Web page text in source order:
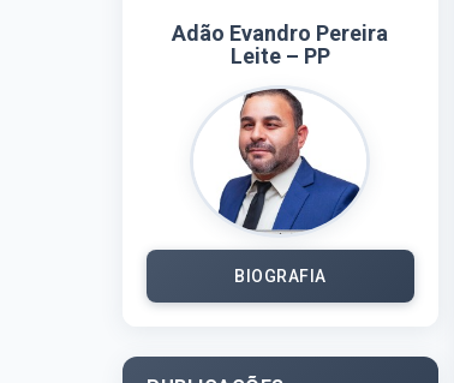
Adão Evandro Pereira
Leite – PP
BIOGRAFIA